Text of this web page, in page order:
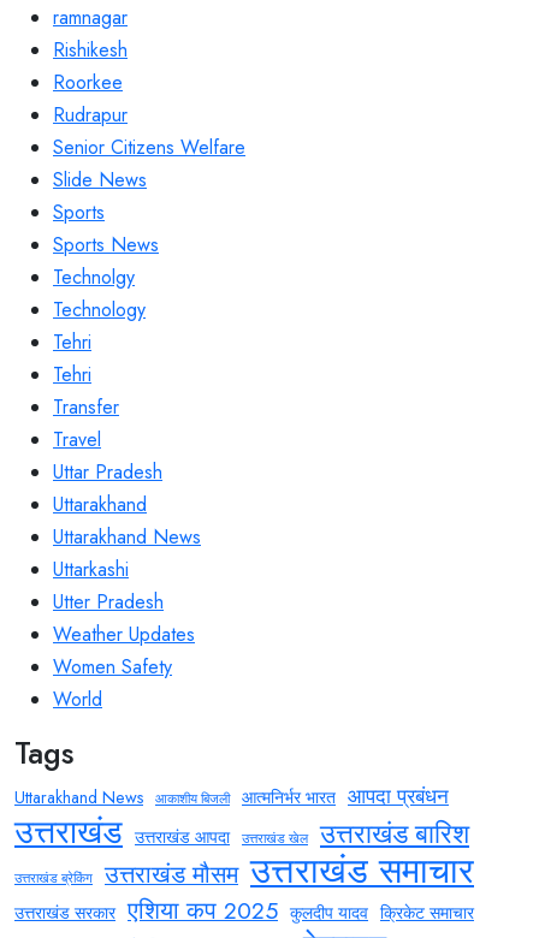
ramnagar
Rishikesh
Roorkee
Rudrapur
Senior Citizens Welfare
Slide News
Sports
Sports News
Technolgy
Technology
Tehri
Tehri
Transfer
Travel
Uttar Pradesh
Uttarakhand
Uttarakhand News
Uttarkashi
Utter Pradesh
Weather Updates
Women Safety
World
Tags
Uttarakhand News आकाशीय बिजली आत्मनिर्भर भारत आपदा प्रबंधन
उत्तराखंड उत्तराखंड आपदा उत्तराखंड खेल उत्तराखंड बारिश
उत्तराखंड ब्रेकिंग उत्तराखंड मौसम उत्तराखंड समाचार
उत्तराखंड सरकार एशिया कप 2025 कुलदीप यादव क्रिकेट समाचार